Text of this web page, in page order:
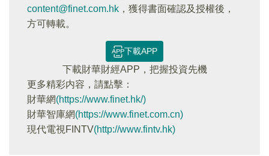
content@finet.com.hk ，獲得書面確認及授權後，
方可轉載。
下載APP
下載財華財經APP，把握投資先機
更多精彩内容，請點擊：
財華網(https://www.finet.hk/)
財華智庫網(https://www.finet.com.cn)
現代電視FINTV(http://www.fintv.hk)